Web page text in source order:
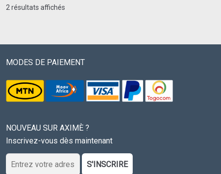
2 résultats affichés
MODES DE PAIEMENT
NOUVEAU SUR AXIMÈ ?
Inscrivez-vous dès maintenant
S'INSCRIRE